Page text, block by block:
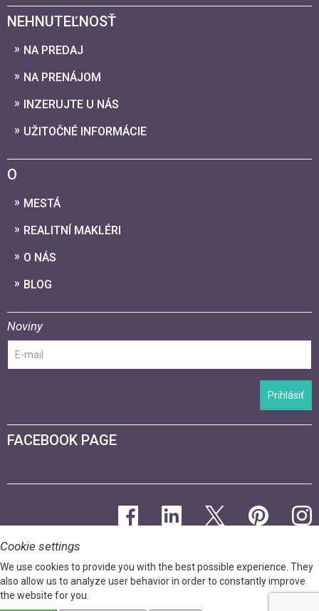
NEHNUTEĽNOSŤ
NA PREDAJ
NA PRENÁJOM
INZERUJTE U NÁS
UŽITOČNÉ INFORMÁCIE
O
MESTÁ
REALITNÍ MAKLÉRI
O NÁS
BLOG
Noviny
Prihlásiť
FACEBOOK PAGE
Cookie settings
We use cookies to provide you with the best possible experience. They
also allow us to analyze user behavior in order to constantly improve
the website for you.